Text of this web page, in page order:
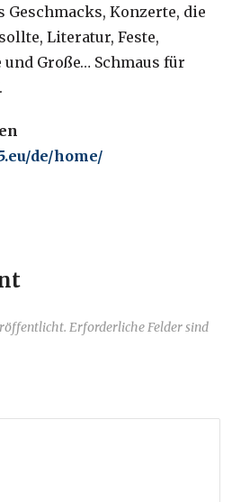
Geschmacks, Konzerte, die
Literatur, Feste,
Große… Schmaus für
de/home/
Erforderliche Felder sind